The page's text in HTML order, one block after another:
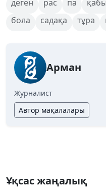
деген рас па
бола
садақа тұра
Арман
Журналист
Автор мақалалары
Ұқсас жаңалық